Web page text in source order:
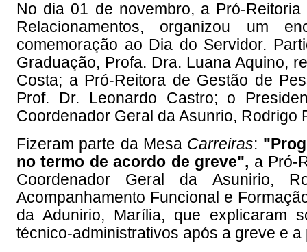
No dia 01 de novembro, a Pró-
Relacionamentos, organizou um
comemoração ao Dia do Servidor.
Graduação, Profa. Dra. Luana Aquino,
Costa; a Pró-Reitora de Gestão de
Prof. Dr. Leonardo Castro; o
Coordenador Geral da Asunrio, Rodrigo
Fizeram parte da Mesa Carreiras:
no termo de acordo de greve", a Pró-
Coordenador Geral da Asunirio,
Acompanhamento Funcional e
da Adunirio, Marília, que explicaram
técnico-administrativos após a greve e